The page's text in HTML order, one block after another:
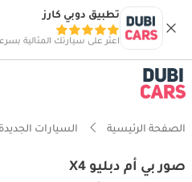
تطبيق دوبي كارز
اعثر على سيارتك المثالية
الصفحة الرئيسية السيارات الجديدة
صور بي أم دبليو X4